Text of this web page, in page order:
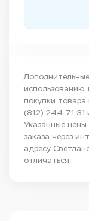
покупки
(812) 244-71-31
Указанные
заказа через
адресу
отличаться.